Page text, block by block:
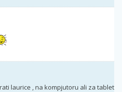
laurice , na kompjutoru ali za tablet